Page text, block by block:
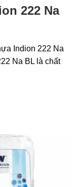
222 Na
Indion 222 Na
Na BL là chất